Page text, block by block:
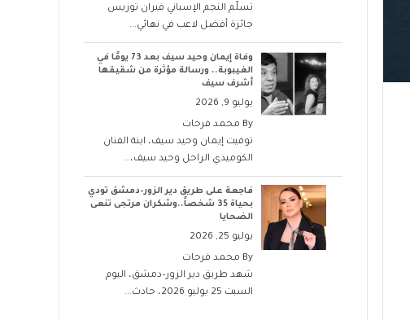
تسلّم النجم الإسباني فيران توريس
جائزة أفضل لاعب في نهائي...
وفاة إيمان وحيد سيف بعد 73 يومًا في
الغيبوبة.. ورسالة مؤثرة من شقيقها
أشرف سيف
يوليو 9, 2026
By محمد فرحات
توفيت إيمان وحيد سيف، ابنة الفنان
الكوميدي الراحل وحيد سيف،...
فاجعة على طريق دير الزور–دمشق تودي
بحياة 35 شخصاً..وشكران مرتجى تنعى
الضحايا
يوليو 25, 2026
By محمد فرحات
شهد طريق دير الزور–دمشق، اليوم
السبت 25 يوليو 2026، حادث...